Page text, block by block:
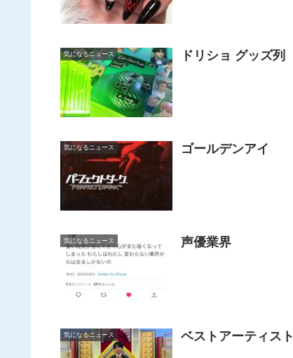
気になるニュース ドリショ グッズ列
気になるニュース ゴールデンアイ
気になるニュース 声優業界
気になるニュース ベストアーティスト